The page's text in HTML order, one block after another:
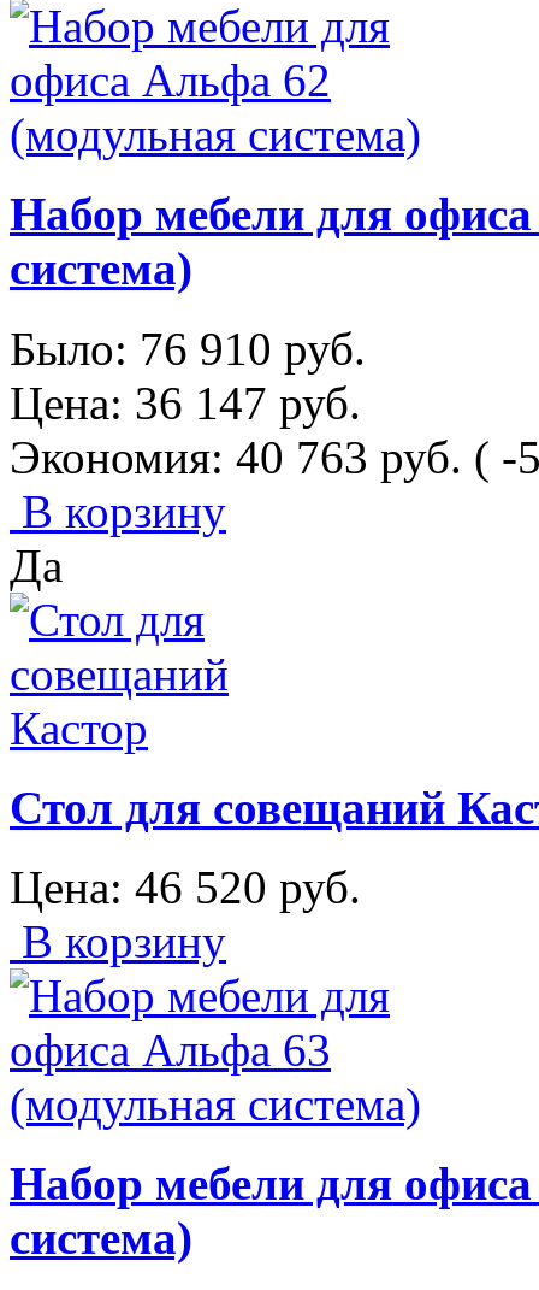
Набор мебели для
система)
Было: 76 910 руб.
Цена: 36 147 руб.
Экономия: 40 763 руб. ( -
В корзину
Да
Стол для совещаний
Цена: 46 520 руб.
В корзину
Набор мебели для
система)